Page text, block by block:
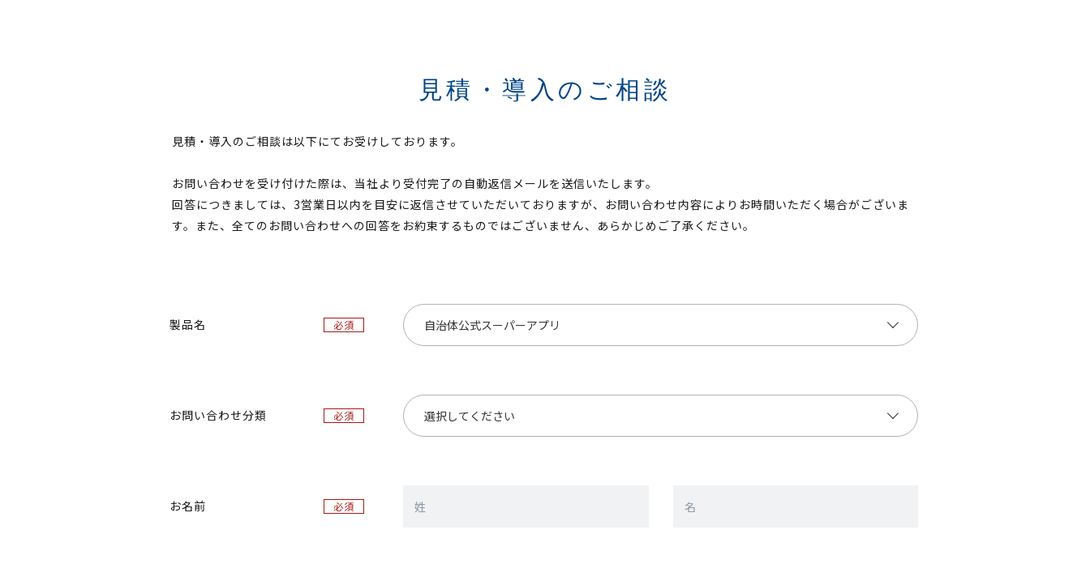
見積・導入のご相談
見積・導入のご相談は以下にてお受けしております。
お問い合わせを受け付けた際は、当社より受付完了の自動返信メールを送信いたします。
回答につきましては、3営業日以内を目安に返信させていただいておりますが、お問い合わせ内容によりお時間いただく場合がございま
す。また、全てのお問い合わせへの回答をお約束するものではございません、あらかじめご了承ください。
製品名​ 必須
お問い合わせ分類 必須
お名前 必須